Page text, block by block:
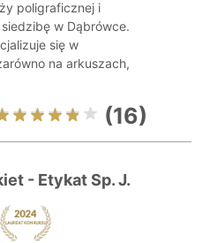
poligraficznej i
w Dąbrówce.
się w
na arkuszach,
(16)
- Etykat Sp. J.